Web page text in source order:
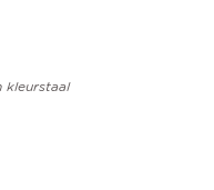
kleurstaal